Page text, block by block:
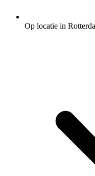
Op locatie in